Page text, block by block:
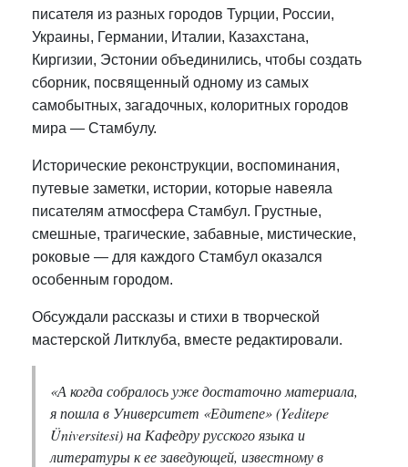
писателя из разных городов Турции, России,
Украины, Германии, Италии, Казахстана,
Киргизии, Эстонии объединились, чтобы создать
сборник, посвященный одному из самых
самобытных, загадочных, колоритных городов
мира — Стамбулу.
Исторические реконструкции, воспоминания,
путевые заметки, истории, которые навеяла
писателям атмосфера Стамбул. Грустные,
смешные, трагические, забавные, мистические,
роковые — для каждого Стамбул оказался
особенным городом.
Обсуждали рассказы и стихи в творческой
мастерской Литклуба, вместе редактировали.
«А когда собралось уже достаточно материала,
я пошла в Университет «Едитепе» (Yeditepe
Üniversitesi) на Кафедру русского языка и
литературы к ее заведующей, известному в